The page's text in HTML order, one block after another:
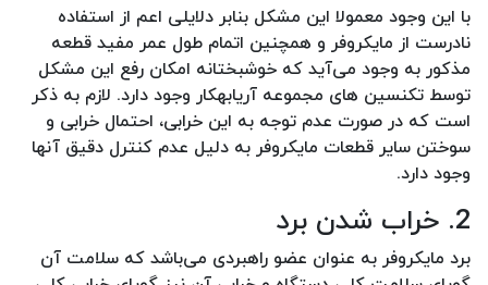
با این وجود معمولا این مشکل بنابر دلایلی اعم از استفاده
نادرست از مایکروفر و همچنین اتمام طول عمر مفید قطعه
مذکور به وجود می‌آید که خوشبختانه امکان رفع این مشکل
توسط تکنسین های مجموعه آریابهکار وجود دارد. لازم به ذکر
است که در صورت عدم توجه به این خرابی، احتمال خرابی و
سوختن سایر قطعات مایکروفر به دلیل عدم کنترل دقیق آنها
وجود دارد.
2. خراب شدن برد
برد مایکروفر به عنوان عضو راهبردی می‌باشد که سلامت آن